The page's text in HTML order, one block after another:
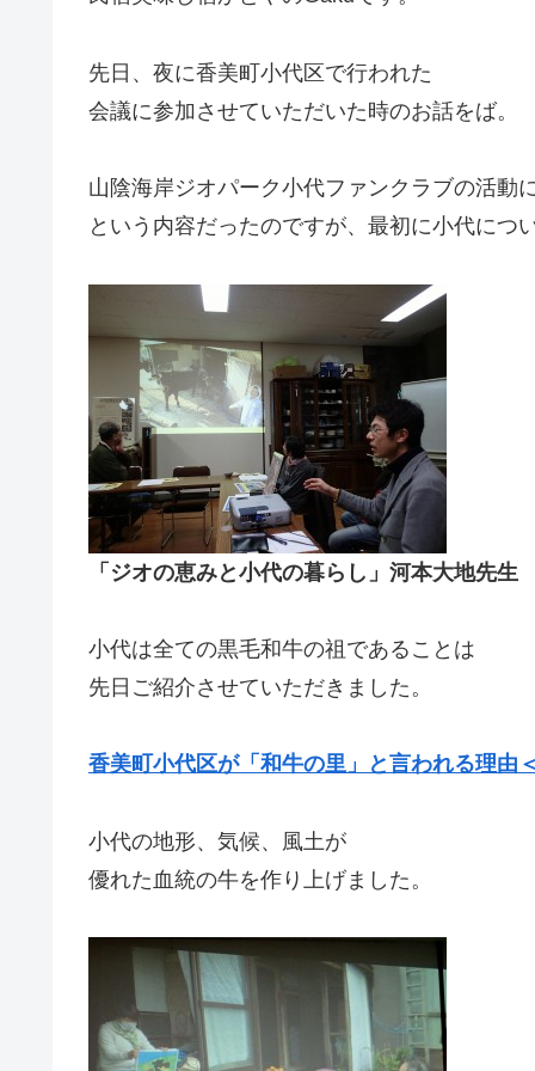
先日、夜に香美町小代区で行われた
会議に参加させていただいた時のお話をば。
山陰海岸ジオパーク小代ファンクラブの活動
という内容だったのですが、最初に小代につ
「ジオの恵みと小代の暮らし」河本大地先生
小代は全ての黒毛和牛の祖であることは
先日ご紹介させていただきました。
香美町小代区が「和牛の里」と言われる理由
小代の地形、気候、風土が
優れた血統の牛を作り上げました。